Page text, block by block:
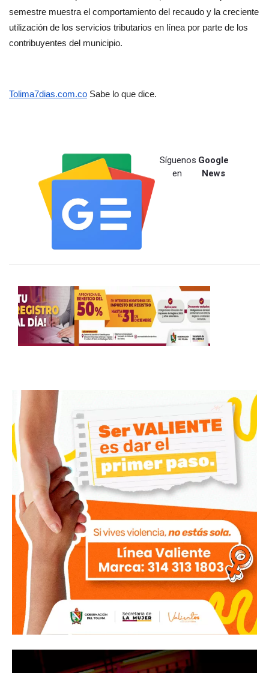
semestre muestra el comportamiento del recaudo y la creciente
utilización de los servicios tributarios en línea por parte de los
contribuyentes del municipio.
Tolima7dias.com.co Sabe lo que dice.
Síguenos
en
Google
News